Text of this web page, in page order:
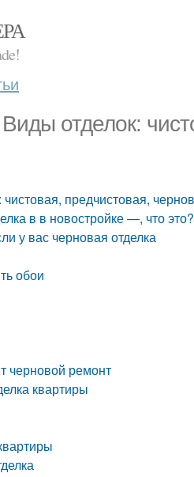
отделок:
предчистовая,
в в новостройке —, что это?
у вас черновая отделка
обои
черновой ремонт
квартиры